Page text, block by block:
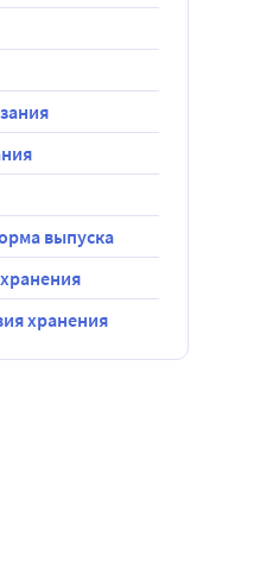
выпуска
хранения